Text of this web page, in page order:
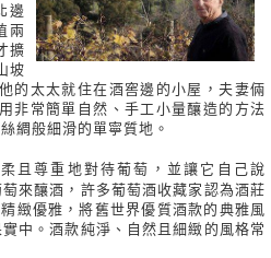
邊
兩
擴
坡
的太太就住在酒窖邊的小屋，夫妻倆
非常簡單自然、手工小量釀造的方法
綢般細滑的單寧質地。
且尊重地對待葡萄，並讓它自己說
來釀酒，許多葡萄酒收藏家認為酒莊
緻優雅，將舊世界優質酒款的典雅風
中。酒款純淨、自然且細緻的風格常